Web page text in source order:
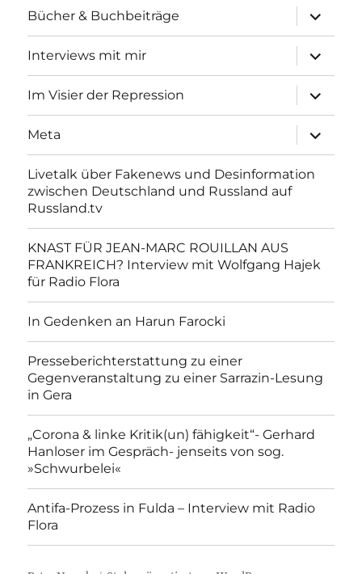
Bücher & Buchbeiträge
anzeigen
Interviews mit mir
anzeigen
Im Visier der Repression
anzeigen
Meta
anzeigen
Livetalk über Fakenews und Desinformation
zwischen Deutschland und Russland auf
Russland.tv
KNAST FÜR JEAN-MARC ROUILLAN AUS
FRANKREICH? Interview mit Wolfgang Hajek
für Radio Flora
In Gedenken an Harun Farocki
Presseberichterstattung zu einer
Gegenveranstaltung zu einer Sarrazin-Lesung
in Gera
„Corona & linke Kritik(un) fähigkeit“- Gerhard
Hanloser im Gespräch- jenseits von sog.
»Schwurbelei«
Antifa-Prozess in Fulda – Interview mit Radio
Flora